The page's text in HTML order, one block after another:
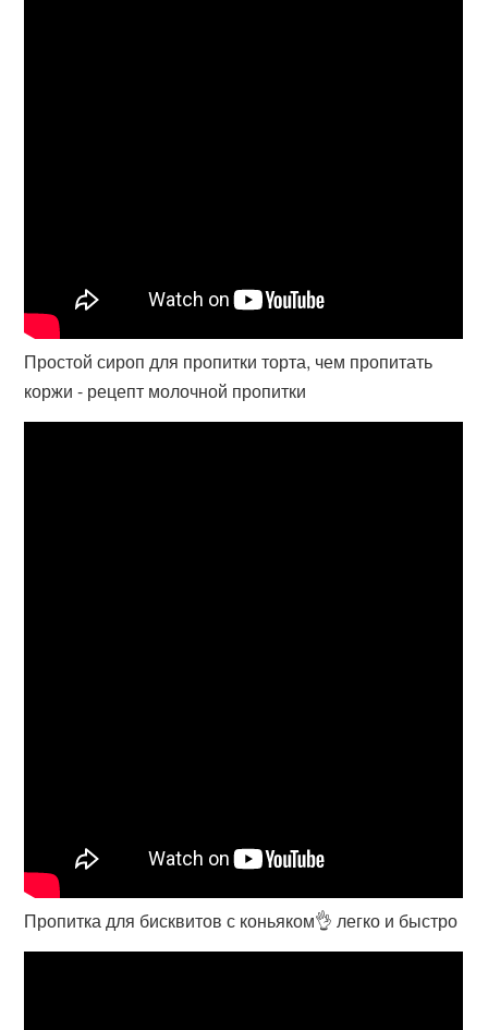
Простой сироп для пропитки торта, чем пропитать
коржи - рецепт молочной пропитки
Пропитка для бисквитов с коньяком👌 легко и быстро